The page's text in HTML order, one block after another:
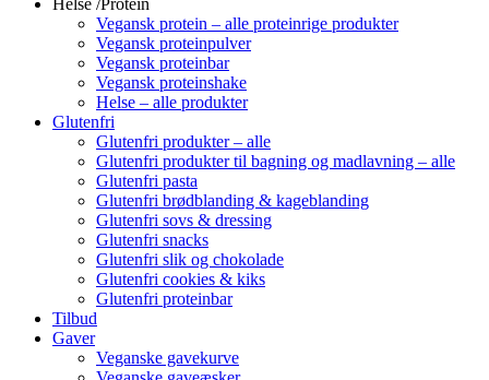
Helse /Protein
Vegansk protein – alle proteinrige produkter
Vegansk proteinpulver
Vegansk proteinbar
Vegansk proteinshake
Helse – alle produkter
Glutenfri
Glutenfri produkter – alle
Glutenfri produkter til bagning og madlavning – alle
Glutenfri pasta
Glutenfri brødblanding & kageblanding
Glutenfri sovs & dressing
Glutenfri snacks
Glutenfri slik og chokolade
Glutenfri cookies & kiks
Glutenfri proteinbar
Tilbud
Gaver
Veganske gavekurve